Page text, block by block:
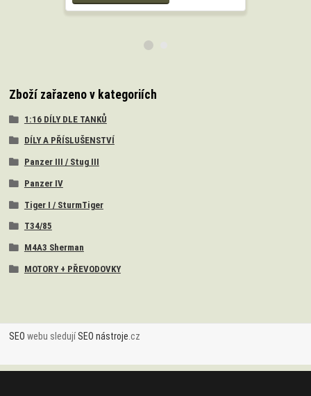
Zboží zařazeno v kategoriích
1:16 DÍLY DLE TANKŮ
DÍLY A PŘÍSLUŠENSTVÍ
Panzer III / Stug III
Panzer IV
Tiger I / SturmTiger
T34/85
M4A3 Sherman
MOTORY + PŘEVODOVKY
SEO webu sledujíSEO nástroje.cz